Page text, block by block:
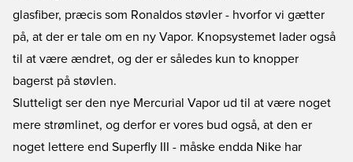
glasfiber, præcis som Ronaldos støvler - hvorfor vi gætter
på, at der er tale om en ny Vapor. Knopsystemet lader også
til at være ændret, og der er således kun to knopper
bagerst på støvlen.
Slutteligt ser den nye Mercurial Vapor ud til at være noget
mere strømlinet, og derfor er vores bud også, at den er
noget lettere end Superfly III - måske endda Nike har